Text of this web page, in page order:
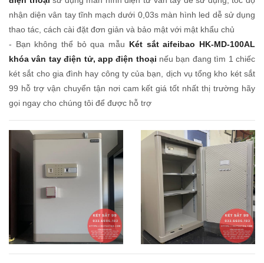
nhận diện vân tay tĩnh mạch dưới 0,03s màn hình led dễ sử dụng
thao tác, cách cài đặt đơn giản và bảo mật với mật khẩu chủ
- Bạn không thể bỏ qua mẫu Két sắt aifeibao HK-MD-100AL
khóa vân tay điện tử, app điện thoại nếu bạn đang tìm 1 chiếc
két sắt cho gia đình hay công ty của bạn, dịch vụ tổng kho két sắt
99 hỗ trợ vận chuyển tận nơi cam kết giá tốt nhất thị trường hãy
gọi ngay cho chúng tôi để được hỗ trợ